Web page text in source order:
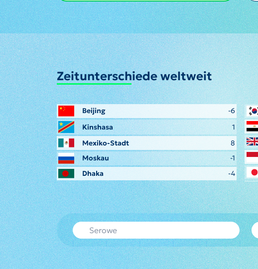
Zeitunterschiede weltweit
Beijing
-6
Kinshasa
1
Mexiko-Stadt
8
Moskau
-1
Dhaka
-4